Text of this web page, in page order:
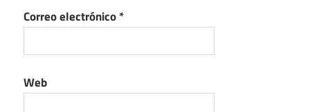
Correo electrónico*
Web